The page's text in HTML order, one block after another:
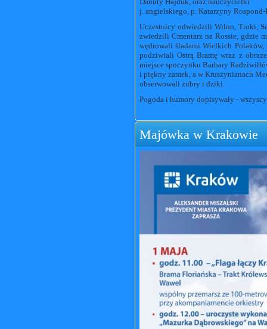
j. angielskiego, p. Katarzyny Rospond-
Uczestnicy odwiedzili Wilno, Troki,
zwiedzili Cmentarz na Rossie, gdzie
wędrowali śladami Wielkich
podziwiali Ostrą Bramę wraz z
miejsce spoczynku Barbary
i piękny zamek, a w Kruszynianach
obserwowali żubry i dziki.
Pogoda i humory dopisywały -
Majówka w Krakowie